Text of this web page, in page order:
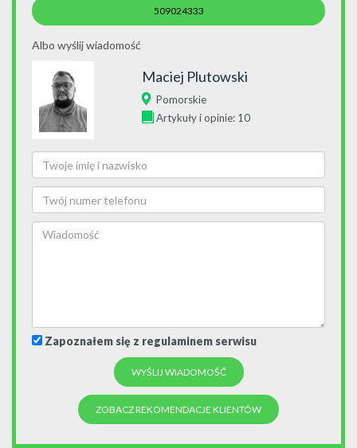
509024333
Albo wyślij wiadomość
Maciej Plutowski
Pomorskie
Artykuły i opinie: 10
Zapoznałem się z regulaminem serwisu
ZOBACZ REKOMENDACJE KLIENTÓW